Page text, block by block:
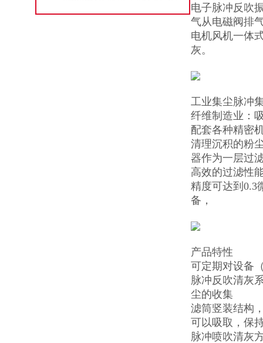
电子脉冲反吹
气从电磁阀排
电机风机一体
灰。
工业集尘脉冲
纤维制造业：
配套各种精密
清理沉积的粉
器作为一层过
高效的过滤性
精度可达到0.3
备，
产品特性
可定期对设备
脉冲反吹清灰
尘的收集
滤筒竖装结构
可以吸取，保
脉冲喷吹清灰